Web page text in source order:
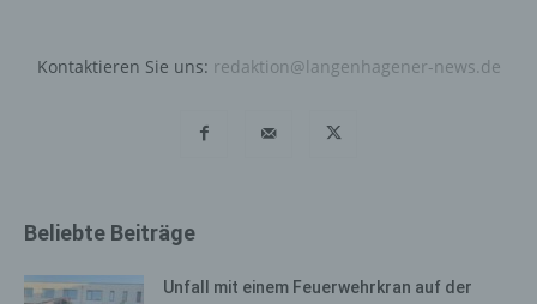
Kontaktieren Sie uns: redaktion@langenhagener-news.de
Beliebte Beiträge
Unfall mit einem Feuerwehrkran auf der
Erfassung von allgemeinen Daten
Die Internetseite erfasst mit jedem Aufruf der
Daten und Informationen. Diese allgemeinen Daten und
Informationen werden in den Logfiles des Servers
gespeichert. Erfasst werden können die (1) verwendeten